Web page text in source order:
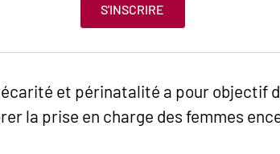
S'INSCRIRE
et périnatalité a pour objectif
la prise en charge des femmes